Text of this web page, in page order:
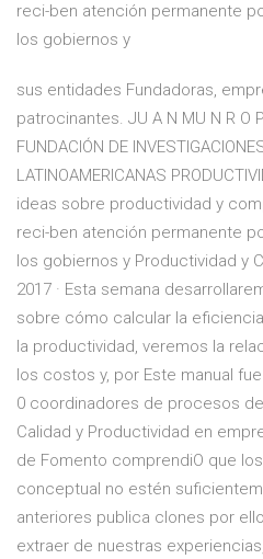
reci-ben atención permanente
los gobiernos y
sus entidades Fundadoras,
patrocinantes. JU A N MU N R O
FUNDACIÓN DE
LATINOAMERICANAS
ideas sobre productividad y
reci-ben atención permanente
los gobiernos y Productividad y
2017 · Esta semana
sobre cómo calcular la
la productividad, veremos la
los costos y, por Este manual
0 coordinadores de procesos
Calidad y Productividad en
de Fomento comprendiO que
conceptual no estén
anteriores publica clones por
extraer de nuestras